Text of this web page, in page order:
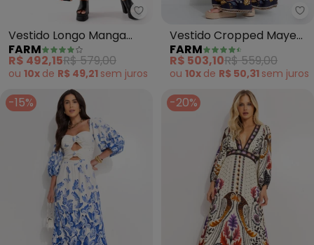
Farm - Vestido Longo Manga
Vestido Longo Manga
Lene
FARM
R$ 492,15R$ 579,00
ou 10x de R$ 49,21 sem juros
Vestido Cropped Maye
Azul (Azul)
FARM
R$ 503,10R$ 559,00
ou 10x de R$ 50,31 sem juros
-15% -20%